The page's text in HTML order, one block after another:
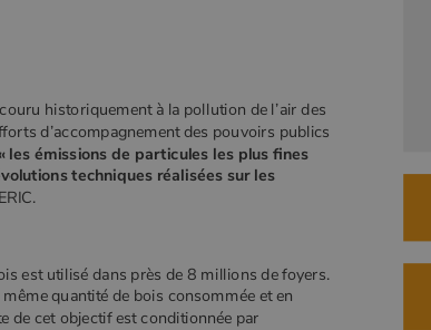
historiquement à la pollution de l’air des
d’accompagnement des pouvoirs publics
les émissions de particules les plus fines
techniques réalisées sur les
est utilisé dans près de 8 millions de foyers.
quantité de bois consommée et en
de cet objectif est conditionnée par
compte ou du site Web auquel il se rapporte. Il s'agit d'une variante du
cookie _gat qui est utilisé pour limiter la quantité de données enregistrées
par Google sur les sites Web à fort trafic.
1 an 1
mois
Ce cookie est utilisé par Google Analytics pour conserver l'état de la
session.